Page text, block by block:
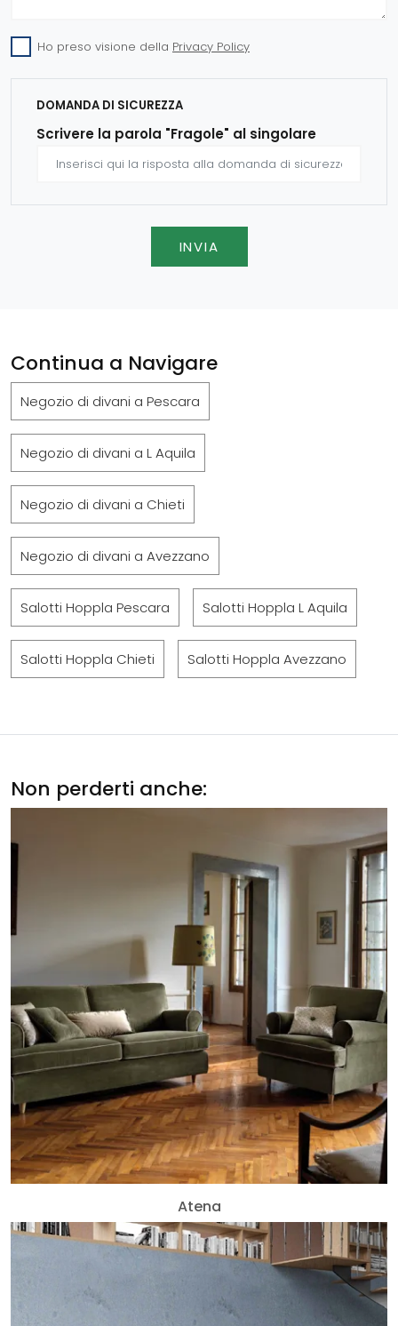
Ho preso visione della Privacy Policy
DOMANDA DI SICUREZZA
Scrivere la parola "Fragole" al singolare
INVIA
Continua a Navigare
Negozio di divani a Pescara
Negozio di divani a L Aquila
Negozio di divani a Chieti
Negozio di divani a Avezzano
Salotti Hoppla Pescara Salotti Hoppla L Aquila
Salotti Hoppla Chieti Salotti Hoppla Avezzano
Non perderti anche:
Atena